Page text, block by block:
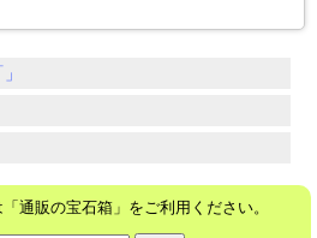
通販の宝石箱」をご利用ください。